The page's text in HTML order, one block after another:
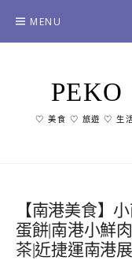
content
MENU
♡ 美食 ♡ 旅遊 ♡ 生活
【南港美食】
蛋餅|南港小鮮
茶|近捷運南港